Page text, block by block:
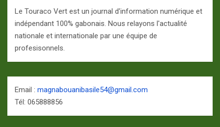
Le Touraco Vert est un journal d'information numérique et
indépendant 100% gabonais. Nous relayons l'actualité
nationale et internationale par une équipe de
profesisonnels.
Email : magnabouanibasile54@gmail.com
Tél: 065888856